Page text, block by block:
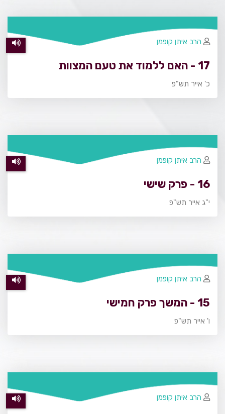
17 - האם ללמוד את טעם המצוות
כ' אייר תש"פ
הרב איתן קופמן
16 - פרק שישי
י"ג אייר תש"פ
הרב איתן קופמן
15 - המשך פרק חמישי
ו' אייר תש"פ
הרב איתן קופמן
הרב איתן קופמן